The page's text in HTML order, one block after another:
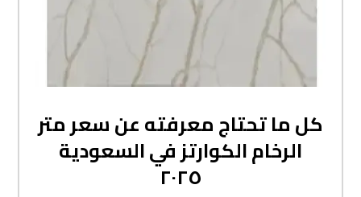
كل ما تحتاج معرفته عن سعر متر
الرخام الكوارتز في السعودية
٢٠٢٥